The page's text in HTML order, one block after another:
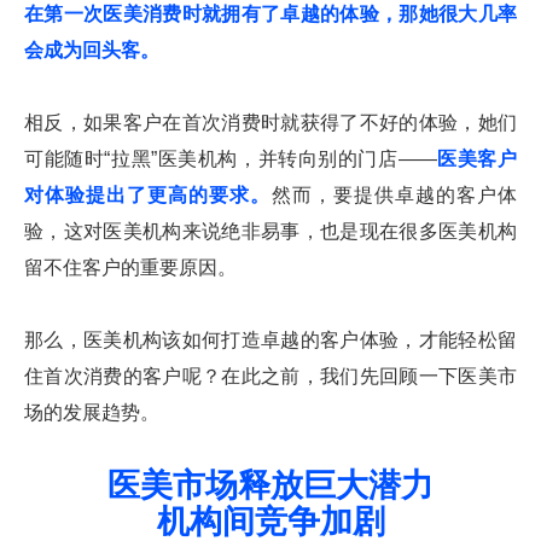
在第一次医美消费时就拥有了卓越的体验，那她很大几率
会成为回头客。
相反，如果客户在首次消费时就获得了不好的体验，她们
可能随时“拉黑”医美机构，并转向别的门店——医美客户
对体验提出了更高的要求。 然而，要提供卓越的客户体
验，这对医美机构来说绝非易事，也是现在很多医美机构
留不住客户的重要原因。
那么，医美机构该如何打造卓越的客户体验，才能轻松留
住首次消费的客户呢？在此之前，我们先回顾一下医美市
场的发展趋势。
医美市场释放巨大潜力
机构间竞争加剧